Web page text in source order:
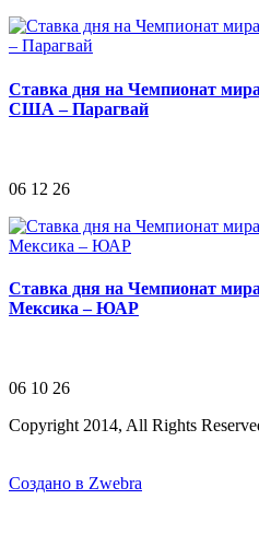
Ставка дня на Чемпионат
США – Парагвай
06 12 26
Ставка дня на Чемпионат
Мексика – ЮАР
06 10 26
Copyright 2014, All Rights
Создано в Zwebra